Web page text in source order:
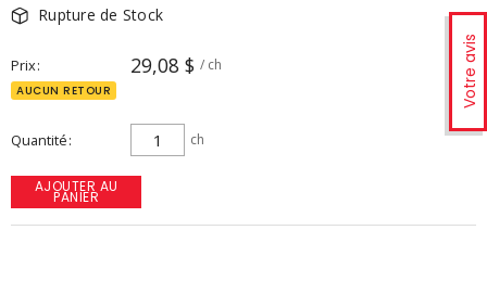
Votre avis
Rupture de Stock
Prix 29,08 $ / ch
AUCUN RETOUR
Quantité ch
AJOUTER AU
PANIER